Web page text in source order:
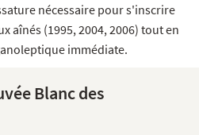
nécessaire pour s'inscrire
aînés (1995, 2004, 2006) tout en
immédiate.
Blanc des